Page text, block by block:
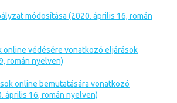
módosítása (2020. április 16, román
online védésére vonatkozó eljárások
román nyelven)
online bemutatására vonatkozó
április 16, román nyelven)